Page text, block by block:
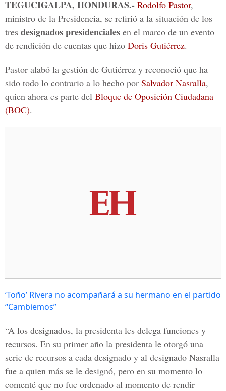
TEGUCIGALPA, HONDURAS.- Rodolfo Pastor,
ministro de la Presidencia, se refirió a la situación de los
tres designados presidenciales en el marco de un evento
de rendición de cuentas que hizo Doris Gutiérrez.
Pastor alabó la gestión de Gutiérrez y reconoció que ha
sido todo lo contrario a lo hecho por Salvador Nasralla,
quien ahora es parte del Bloque de Oposición Ciudadana
(BOC).
‘Toño’ Rivera no acompañará a su hermano en el partido
“Cambiemos”
“A los designados, la presidenta les delega funciones y
recursos. En su primer año la presidenta le otorgó una
serie de recursos a cada designado y al designado Nasralla
fue a quien más se le designó, pero en su momento lo
comenté que no fue ordenado al momento de rendir